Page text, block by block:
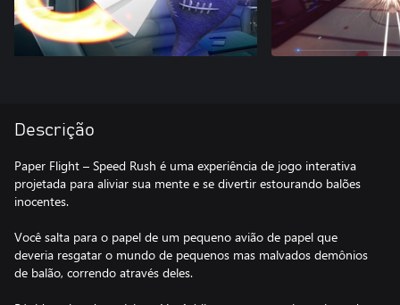
Descrição
Paper Flight – Speed Rush é uma experiência de jogo interativa
projetada para aliviar sua mente e se divertir estourando balões
inocentes.
Você salta para o papel de um pequeno avião de papel que
deveria resgatar o mundo de pequenos mas malvados demônios
de balão, correndo através deles.